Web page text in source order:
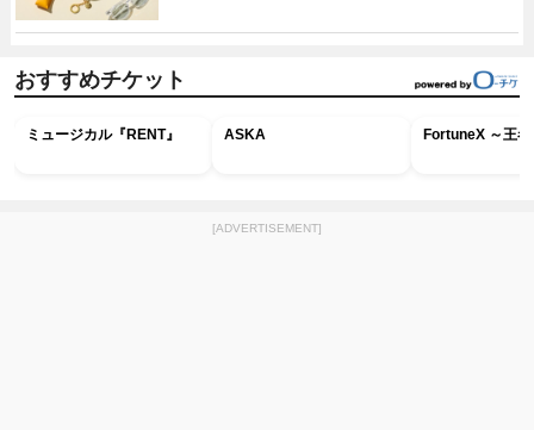
おすすめチケット
ミュージカル『RENT』 ASKA FortuneX ～王
[ADVERTISEMENT]